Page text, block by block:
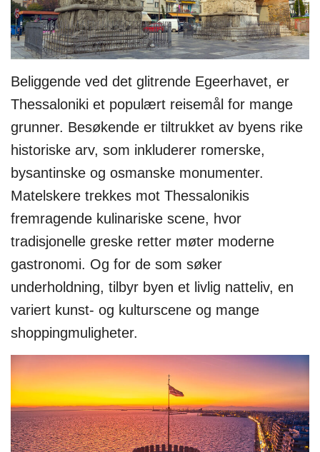
Beliggende ved det glitrende Egeerhavet, er
Thessaloniki et populært reisemål for mange
grunner. Besøkende er tiltrukket av byens rike
historiske arv, som inkluderer romerske,
bysantinske og osmanske monumenter.
Matelskere trekkes mot Thessalonikis
fremragende kulinariske scene, hvor
tradisjonelle greske retter møter moderne
gastronomi. Og for de som søker
underholdning, tilbyr byen et livlig natteliv, en
variert kunst- og kulturscene og mange
shoppingmuligheter.